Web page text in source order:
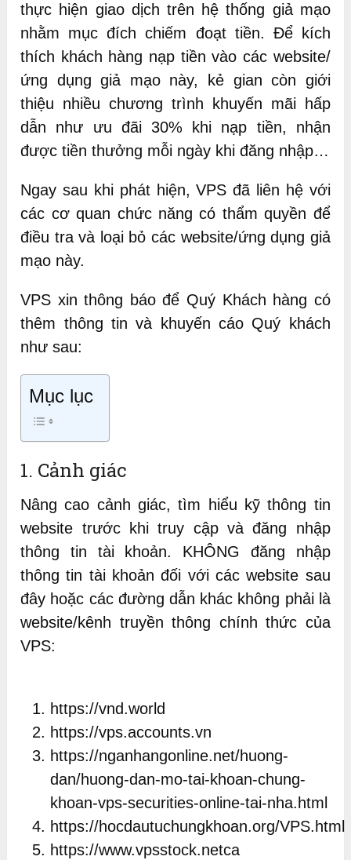
thực hiện giao dịch trên hệ thống giả mạo
nhằm mục đích chiếm đoạt tiền. Để kích
thích khách hàng nạp tiền vào các website/
ứng dụng giả mạo này, kẻ gian còn giới
thiệu nhiều chương trình khuyến mãi hấp
dẫn như ưu đãi 30% khi nạp tiền, nhận
được tiền thưởng mỗi ngày khi đăng nhập…
Ngay sau khi phát hiện, VPS đã liên hệ với
các cơ quan chức năng có thẩm quyền để
điều tra và loại bỏ các website/ứng dụng giả
mạo này.
VPS xin thông báo để Quý Khách hàng có
thêm thông tin và khuyến cáo Quý khách
như sau:
Mục lục
1. Cảnh giác
Nâng cao cảnh giác, tìm hiểu kỹ thông tin
website trước khi truy cập và đăng nhập
thông tin tài khoản. KHÔNG đăng nhập
thông tin tài khoản đối với các website sau
đây hoặc các đường dẫn khác không phải là
website/kênh truyền thông chính thức của
VPS:
https://vnd.world
https://vps.accounts.vn
https://nganhangonline.net/huong-
dan/huong-dan-mo-tai-khoan-chung-
khoan-vps-securities-online-tai-nha.html
https://hocdautuchungkhoan.org/VPS.html
https://www.vpsstock.netca